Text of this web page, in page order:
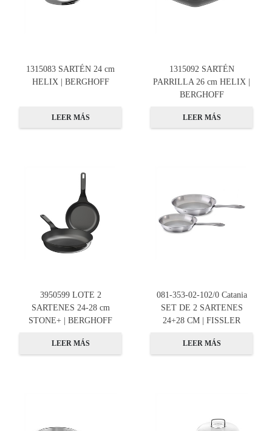
1315083 SARTÉN 24 cm
HELIX | BERGHOFF
LEER MÁS
1315092 SARTÉN
PARRILLA 26 cm HELIX |
BERGHOFF
LEER MÁS
3950599 LOTE 2
SARTENES 24-28 cm
STONE+ | BERGHOFF
LEER MÁS
081-353-02-102/0 Catania
SET DE 2 SARTENES
24+28 CM | FISSLER
LEER MÁS